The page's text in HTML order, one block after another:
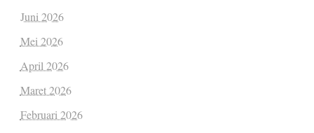
Juni 2026
Mei 2026
April 2026
Maret 2026
Februari 2026